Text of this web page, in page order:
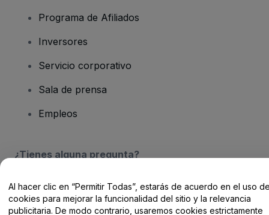
Programa de Afiliados
Inversores
Servicio corporativo
Sala de prensa
Empleos
¿Tienes alguna pregunta?
Centro de Ayuda / Contacto
Al hacer clic en “Permitir Todas”, estarás de acuerdo en el uso
cookies para mejorar la funcionalidad del sitio y la relevancia
publicitaria. De modo contrario, usaremos cookies estrictamente